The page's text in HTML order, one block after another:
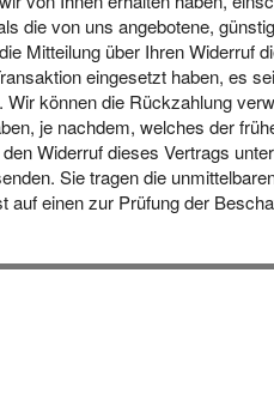
die von uns angebotene,
Mitteilung über Ihren Widerruf
eingesetzt haben, es
können die Rückzahlung
je nachdem, welches der
Widerruf dieses Vertrags
Sie tragen die
einen zur Prüfung der